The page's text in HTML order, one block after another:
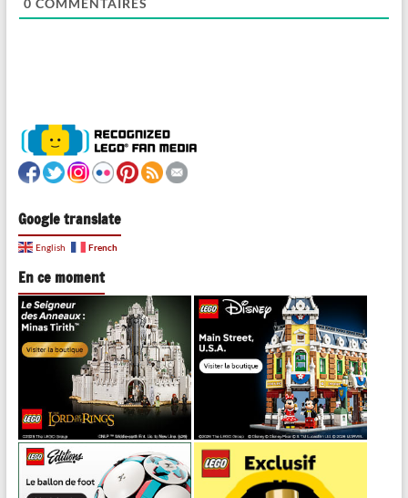
Google translate
English French
En ce moment